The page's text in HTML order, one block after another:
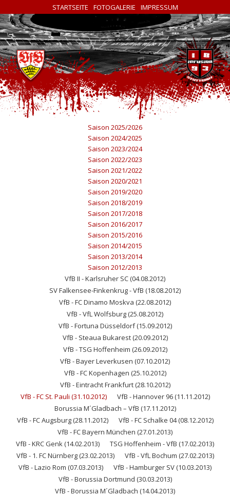
STARTSEITE FOTOGALERIE IMPRESSUM
Saison 2025/2026
Saison 2024/2025
Saison 2023/2024
Saison 2022/2023
Saison 2021/2022
Saison 2020/2021
Saison 2019/2020
Saison 2018/2019
Saison 2017/2018
Saison 2016/2017
Saison 2015/2016
Saison 2014/2015
Saison 2013/2014
Saison 2012/2013
VfB II - Karlsruher SC (04.08.2012)
SV Falkensee-Finkenkrug - VfB (18.08.2012)
VfB - FC Dinamo Moskva (22.08.2012)
VfB - VfL Wolfsburg (25.08.2012)
VfB - Fortuna Düsseldorf (15.09.2012)
VfB - Steaua Bukarest (20.09.2012)
VfB - TSG Hoffenheim (26.09.2012)
VfB - Bayer Leverkusen (07.10.2012)
VfB - FC Kopenhagen (25.10.2012)
VfB - Eintracht Frankfurt (28.10.2012)
VfB - FC St. Pauli (31.10.2012)
VfB - Hannover 96 (11.11.2012)
Borussia M´Gladbach – VfB (17.11.2012)
VfB - FC Augsburg (28.11.2012)
VfB - FC Schalke 04 (08.12.2012)
VfB - FC Bayern München (27.01.2013)
VfB - KRC Genk (14.02.2013)
TSG Hoffenheim - VfB (17.02.2013)
VfB - 1. FC Nürnberg (23.02.2013)
VfB - VfL Bochum (27.02.2013)
VfB - Lazio Rom (07.03.2013)
VfB - Hamburger SV (10.03.2013)
VfB - Borussia Dortmund (30.03.2013)
VfB - Borussia M´Gladbach (14.04.2013)